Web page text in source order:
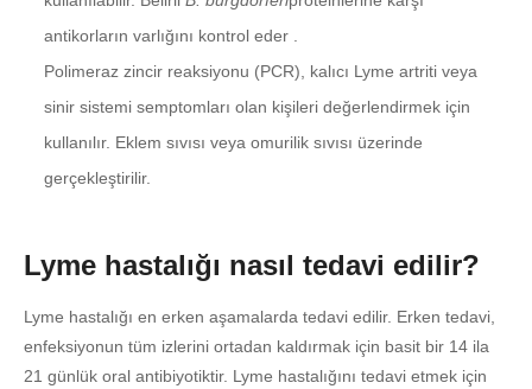
antikorların varlığını kontrol eder .
Polimeraz zincir reaksiyonu (PCR), kalıcı Lyme artriti veya
sinir sistemi semptomları olan kişileri değerlendirmek için
kullanılır. Eklem sıvısı veya omurilik sıvısı üzerinde
gerçekleştirilir.
Lyme hastalığı nasıl tedavi edilir?
Lyme hastalığı en erken aşamalarda tedavi edilir. Erken tedavi,
enfeksiyonun tüm izlerini ortadan kaldırmak için basit bir 14 ila
21 günlük oral antibiyotiktir. Lyme hastalığını tedavi etmek için